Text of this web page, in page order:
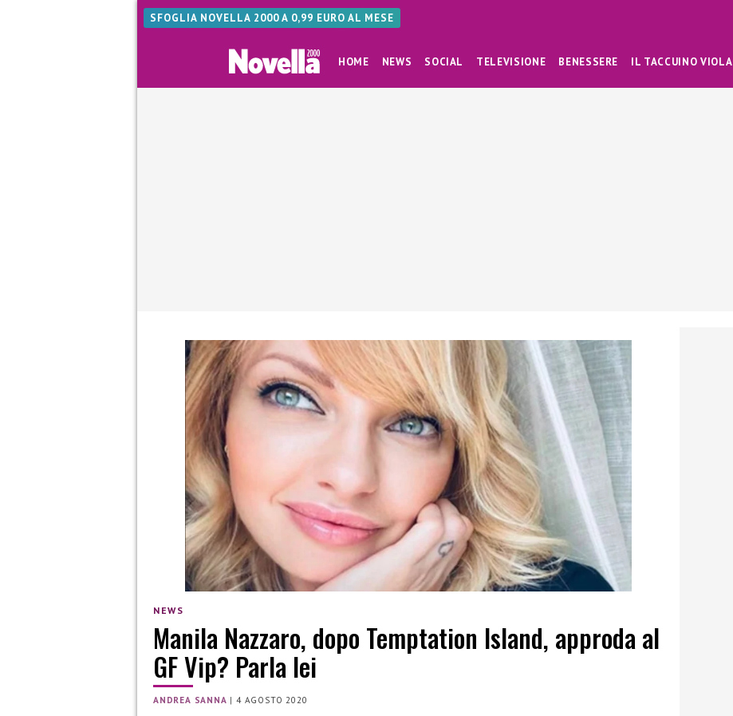
SFOGLIA NOVELLA 2000 A 0,99 EURO AL MESE
HOME NEWS SOCIAL TELEVISIONE BENESSERE IL TACCUINO VIOLA
NEWS
Manila Nazzaro, dopo Temptation Island, approda al
GF Vip? Parla lei
ANDREA SANNA |4 AGOSTO 2020